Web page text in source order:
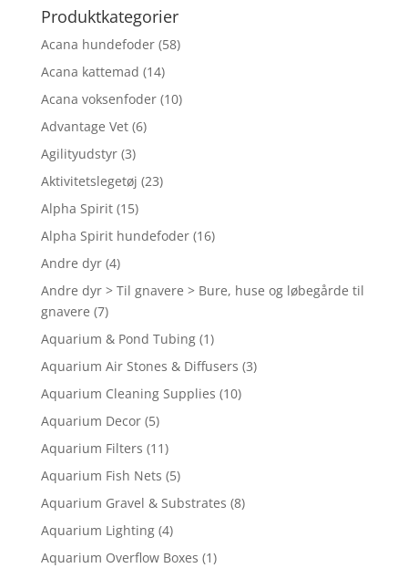
Produktkategorier
Acana hundefoder (58)
Acana kattemad (14)
Acana voksenfoder (10)
Advantage Vet (6)
Agilityudstyr (3)
Aktivitetslegetøj (23)
Alpha Spirit (15)
Alpha Spirit hundefoder (16)
Andre dyr (4)
Andre dyr > Til gnavere > Bure, huse og løbegårde til
gnavere (7)
Aquarium & Pond Tubing (1)
Aquarium Air Stones & Diffusers (3)
Aquarium Cleaning Supplies (10)
Aquarium Decor (5)
Aquarium Filters (11)
Aquarium Fish Nets (5)
Aquarium Gravel & Substrates (8)
Aquarium Lighting (4)
Aquarium Overflow Boxes (1)